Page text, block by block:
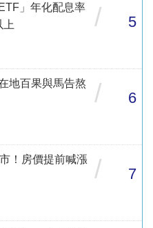
」年化配息率
上
/ 5
地百果與馬告熬
/ 6
！房價提前喊漲
/ 7